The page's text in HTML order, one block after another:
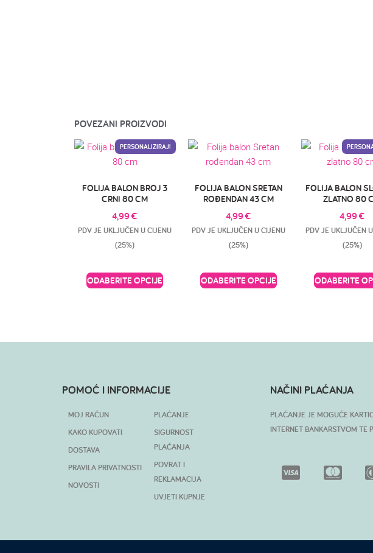
POVEZANI PROIZVODI
PERSONALIZIRAJ!
FOLIJA BALON BROJ 3
CRNI 80 CM
4,99€
PDV JE UKLJUČEN U CIJENU
(25%)
ODABERITE OPCIJE
FOLIJA BALON SRETAN
ROĐENDAN 43 CM
4,99€
PDV JE UKLJUČEN U CIJENU
(25%)
ODABERITE OPCIJE
FOLIJA BALON
ZLATNO 80
4,99€
PDV JE UKLJUČEN
(25%)
ODABERITE
POMOĆ I INFORMACIJE
MOJ RAČUN
KAKO KUPOVATI
DOSTAVA
PRAVILA PRIVATNOSTI
NOVOSTI
PLAĆANJE
SIGURNOST
PLAĆANJA
POVRAT I
REKLAMACIJA
UVJETI KUPNJE
NAČINI PLAĆANJA
PLAĆANJE JE MOGUĆE
INTERNET BANKARSTVOM TE